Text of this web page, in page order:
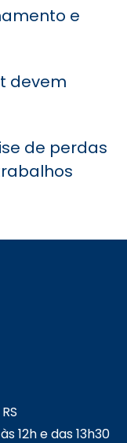
e
devem
de perdas
12h e das 13h30